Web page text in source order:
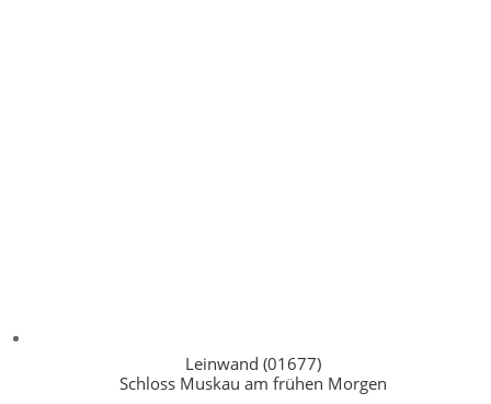
Leinwand (01677)
Schloss Muskau am frühen Morgen